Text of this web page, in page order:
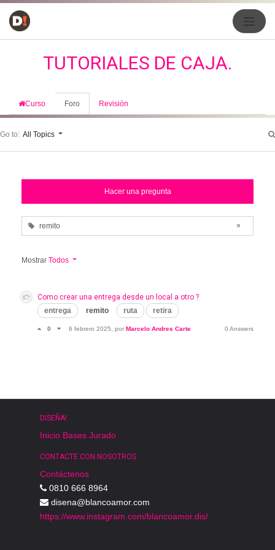
TUTORIALES DE CAJA.
Curso Foro Revisión
Go to: All Topics
remito ×
Hacer una pregunta
Mostrar Todos
Como crear una entrega desde un local a otro ?
entrega
remito ruta retira
0 6 febrero 2025 , por Marcelo Andres Carte 0 Answers
DISEÑA!
Inicio Bases Jurado
CONTACTE CON NOSOTROS
Contáctenos
0810 666 8964
disena@blancoamor.com
https://www.instagram.com/blancoamor.dis/